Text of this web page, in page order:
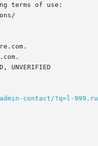
terms of use:
UNVERIFIED
contact/?q=l-999.ru